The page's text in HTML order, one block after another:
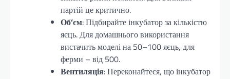
партій це критично.
Об’єм: Підбирайте інкубатор за кількістю
яєць. Для домашнього використання
вистачить моделі на 50–100 яєць, для
ферми – від 500.
Вентиляція: Переконайтеся, що інкубатор